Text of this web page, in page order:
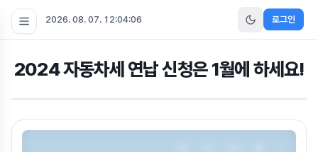
2026. 08. 07. 12:04:07 로그인
2024 자동차세 연납 신청은 1월에 하세요!